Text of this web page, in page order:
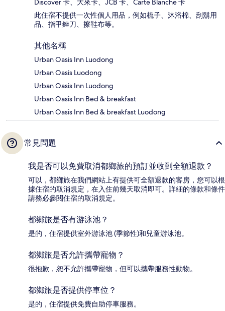
Discover 卡、大來卡、JCB 卡、Carte Blanche 卡
此住宿不提供一次性個人用品，例如梳子、沐浴棉、刮鬍用
品、指甲銼刀、擦鞋布等。
其他名稱
Urban Oasis Inn Luodong
Urban Oasis Luodong
Urban Oasis Inn Luodong
Urban Oasis Inn Bed & breakfast
Urban Oasis Inn Bed & breakfast Luodong
常見問題
我是否可以免費取消都鄉旅的預訂並收到全額退款？
可以，都鄉旅在我們網站上有提供可全額退款的客房，您可以根
據住宿的取消規定，在入住前幾天取消即可。詳細的條款和條件
請務必參閱住宿的取消規定。
都鄉旅是否有游泳池？
是的，住宿提供室外游泳池 (季節性)和兒童游泳池。
都鄉旅是否允許攜帶寵物？
很抱歉，恕不允許攜帶寵物，但可以攜帶服務性動物。
都鄉旅是否提供停車位？
是的，住宿提供免費自助停車服務。